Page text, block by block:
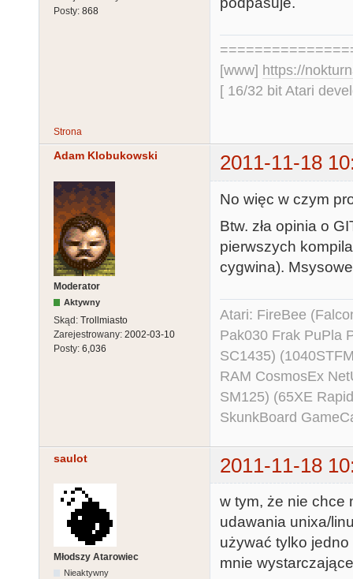
Posty: 868
[www] https://
[ 16/32 bit Atari
Strona
Adam Klobukowski 2011-11-18
Moderator
Aktywny
Skąd: Trollmiasto
Zarejestrowany: 2002-03-10
Posty: 6,036
No więc w czym
Btw. zła opinia o
pierwszych
cygwina).
Atari: FireBee
Pak030 Frak PuPla
SC1435)
RAM CosmosEx
SM125) (65XE
SkunkBoard
saulot 2011-11-18
Młodszy Atarowiec
Nieaktywny
w tym, że nie chce
udawania unixa/
używać tylko
mnie